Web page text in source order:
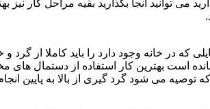
می توانید آنجا بگذارید بقیه مراحل کار
که در خانه وجود دارد را باید کاملا
است بهترین کار استفاده از دستمال
توصیه می شود گرد گیری از بالا به